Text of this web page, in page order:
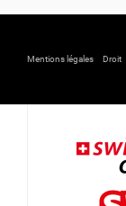
Mentions légales Droit